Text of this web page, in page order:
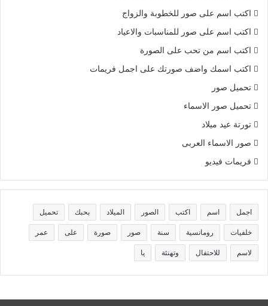
اكتب اسم على صور للخطوبة والزواج
اكتب اسم على صور للمناسبات والاعياد
اكتب اسم من تحب على الصورة
اكتب اسمك واضف صورتك على اجمل فريمات
تحميل صور
تحميل صور الاسماء
تورتة عيد ميلاد
صور الاسماء العربى
فريمات فيديو
اجمل اسم اكتب الصور الميلاد بحبك تحميل
خلفيات رومانسية سنة صور صورة على عمر
لاسم للاحتفال وتهنئة يا